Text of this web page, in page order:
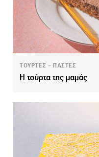
ΤΟΥΡΤΕΣ – ΠΑΣΤΕΣ
Η τούρτα της μαμάς